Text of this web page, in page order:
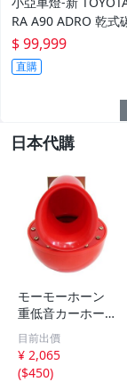
RA A90 ADRO 乾式
保桿風刀 前保 風刀
$ 99,999
直購
日本代購
モーモーホーン
重低音カーホーン
ブルホーン ダン
プカー 汽笛のよ
うな重量級の迫
力！ステー付 レ
目前出價
¥ 2,065
($450)